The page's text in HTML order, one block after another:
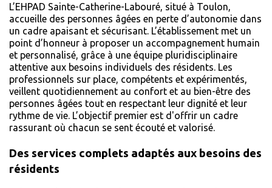
L’EHPAD Sainte-Catherine-Labouré, situé à Toulon,
accueille des personnes âgées en perte d’autonomie dans
un cadre apaisant et sécurisant. L’établissement met un
point d’honneur à proposer un accompagnement humain
et personnalisé, grâce à une équipe pluridisciplinaire
attentive aux besoins individuels des résidents. Les
professionnels sur place, compétents et expérimentés,
veillent quotidiennement au confort et au bien-être des
personnes âgées tout en respectant leur dignité et leur
rythme de vie. L’objectif premier est d'offrir un cadre
rassurant où chacun se sent écouté et valorisé.
Des services complets adaptés aux besoins des
résidents